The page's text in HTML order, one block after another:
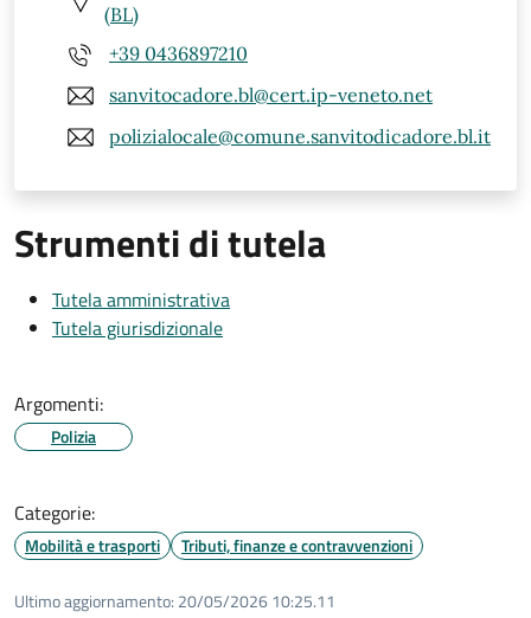
(BL)
+39 0436897210
sanvitocadore.bl@cert.ip-veneto.net
polizialocale@comune.sanvitodicadore.bl.it
Strumenti di tutela
Tutela amministrativa
Tutela giurisdizionale
Argomenti:
Polizia
Categorie:
Mobilità e trasporti Tributi, finanze e contravvenzioni
Ultimo aggiornamento: 20/05/2026 10:25.11